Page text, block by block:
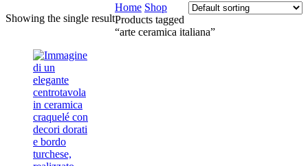
Showing the single result
Home Shop
Products tagged
“arte ceramica italiana”